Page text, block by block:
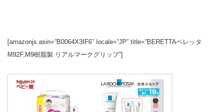
[amazonjs asin=”B0064X3IF6″ locale=”JP” title=”BERETTAベレッタ
M92F,M9樹脂製 リアルマークグリップ”]